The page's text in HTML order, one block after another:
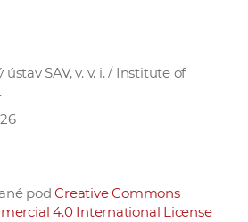
SAV, v. v. i. / Institute of
podCreative Commons
4.0 International License